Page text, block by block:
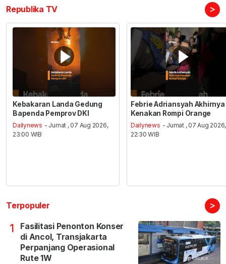
Republika TV >
Kebakaran Landa Gedung
Bapenda Pemprov DKI
Dailynews - Jumat , 07 Aug 2026,
23:00 WIB
Febrie Adriansyah Akhirnya
Kenakan Rompi Orange
Dailynews - Jumat , 07 Aug 2026,
22:30 WIB
Terpopuler >
1
Fasilitasi Penonton Konser
di Ancol, Transjakarta
Perpanjang Operasional
Rute 1W